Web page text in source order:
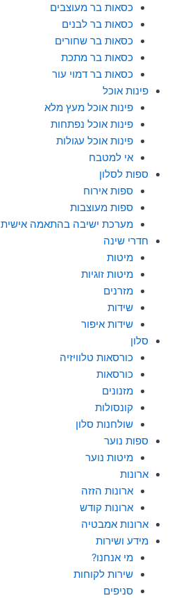
כסאות בר מעוצבים
כסאות בר לבנים
כסאות בר שחורים
כסאות בר מתכת
כסאות בר דמוי עור
פינות אוכל
פינות אוכל מעץ מלא
פינות אוכל נפתחות
פינות אוכל עגולות
אי למטבח
ספות לסלון
ספות אירוח
ספות מעוצבות
מערכת ישיבה בהתאמה אישית
חדרי שינה
מיטות
מיטות זוגיות
מזרנים
שידות
שידות איפור
סלון
כורסאות טלוויזיה
כורסאות
מזנונים
קונסולות
שולחנות סלון
ספות נוער
מיטות נוער
ארונות
ארונות הזזה
ארונות קודש
ארונות אמבטיה
מידע ושירות
מי אנחנו?
שירות לקוחות
סניפים